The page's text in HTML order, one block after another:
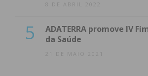
8 DE ABRIL 2022
5
ADATERRA promove IV
da Saúde
21 DE MAIO 2021